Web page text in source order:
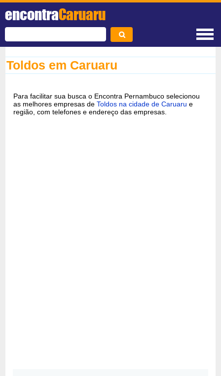
encontraCaruaru
Toldos em Caruaru
Para facilitar sua busca o Encontra Pernambuco selecionou
as melhores empresas deToldos na cidade de Caruaru e
região, com telefones e endereço das empresas.